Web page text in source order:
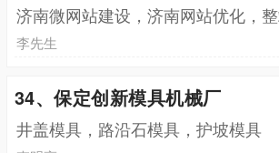
济南微网站建设，济南网站优化，
李先生
34、保定创新模具机械厂
井盖模具，路沿石模具，护坡模具